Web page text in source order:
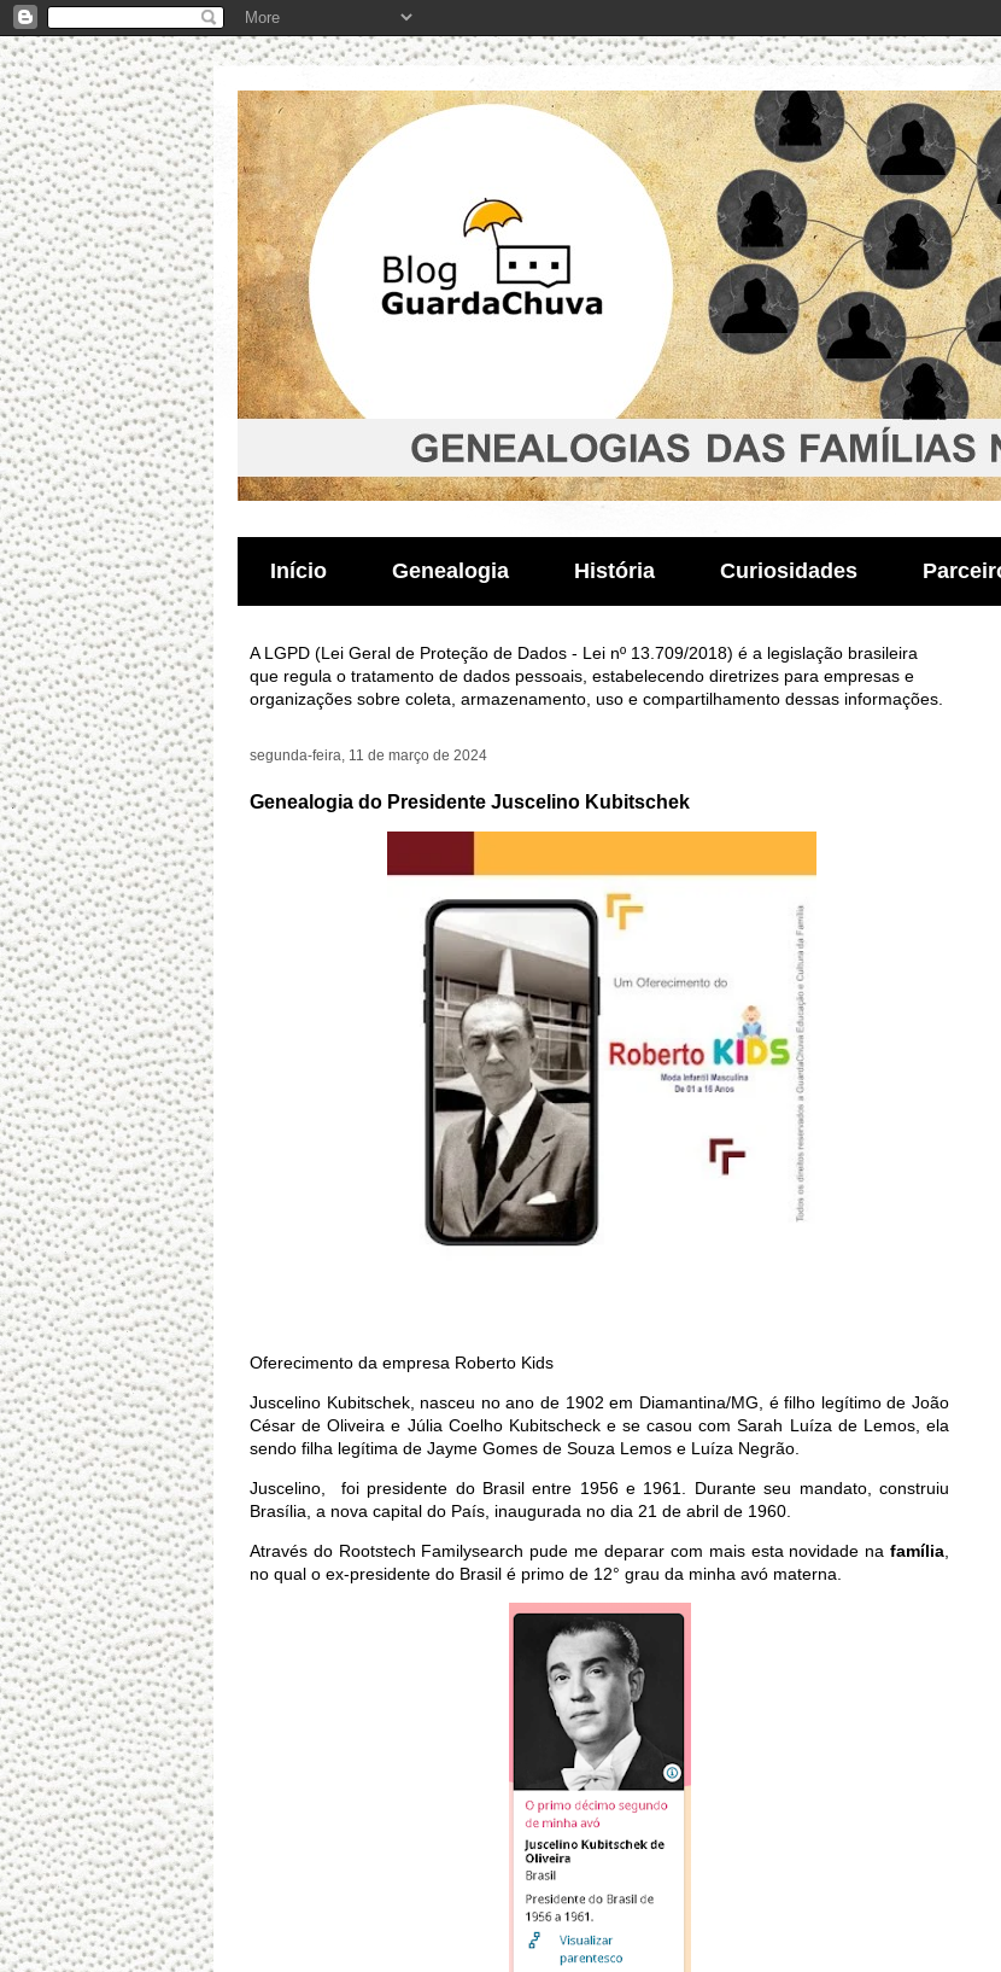
Início Genealogia História Curiosidades
A LGPD (Lei Geral de Proteção de Dados - Lei nº 13.709/2018) é a legislação brasileira
que regula o tratamento de dados pessoais, estabelecendo diretrizes para empresas e
organizações sobre coleta, armazenamento, uso e compartilhamento dessas informações.
segunda-feira, 11 de março de 2024
Genealogia do Presidente Juscelino Kubitschek
Oferecimento da empresa Roberto Kids
Juscelino Kubitschek, nasceu no ano de 1902 em Diamantina/MG, é filho legítimo de João
César de Oliveira e Júlia Coelho Kubitscheck e se casou com Sarah Luíza de Lemos, ela
sendo filha legítima de Jayme Gomes de Souza Lemos e Luíza Negrão.
Juscelino,
foi presidente do Brasil entre 1956 e 1961. Durante seu mandato, construiu
Brasília, a nova capital do País, inaugurada no dia 21 de abril de 1960.
Através do Rootstech Familysearch pude me deparar com mais esta novidade na família
no qual o ex-presidente do Brasil é primo de 12° grau da minha avó materna.